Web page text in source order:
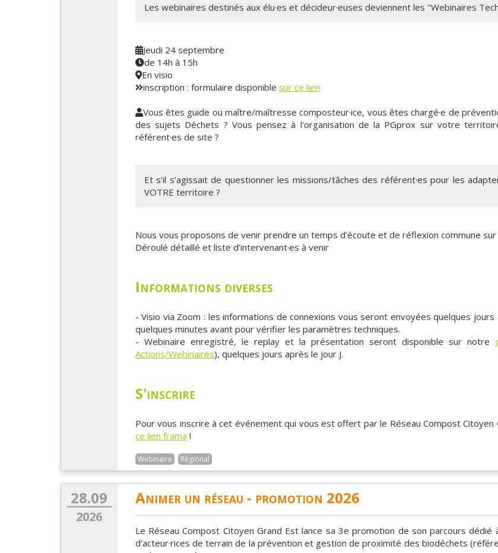
Les webinaires destinés aux élu·es et décideur·euses deviennent les "Webinaires
Jeudi 24 septembre
de 14h à 15h
En visio
inscription : formulaire disponible sur ce lien
Vous êtes guide ou maître/maîtresse composteur·ice, vous êtes chargé·e de
des sujets Déchets ? Vous pensez à l'organisation de la PGprox sur votre
référent·es de site ?
Et s’il s’agissait de questionner les missions/tâches des référent·es pour les
VOTRE territoire ?
Nous vous proposons de venir prendre un temps d’écoute et de réflexion commune
Déroulé détaillé et liste d’intervenant·es à venir
Informations diverses
- Visio via Zoom : les informations de connexions vous seront envoyées quelques
quelques minutes avant pour vérifier les paramètres techniques.
- Webinaire enregistré, le replay et la présentation seront disponible sur notre
Actions/Webinaires), quelques jours après le jour J.
S'inscrire
Pour vous inscrire à cet événement qui vous est offert par le Réseau Compost
ce lien frama !
Webinaire Régional
28.09
2026
Animer un réseau - promotion 2026
Le Réseau Compost Citoyen Grand Est lance sa 3e promotion de son parcours dédié
d’acteur·rices de terrain de la prévention et gestion de proximité des biodéchets